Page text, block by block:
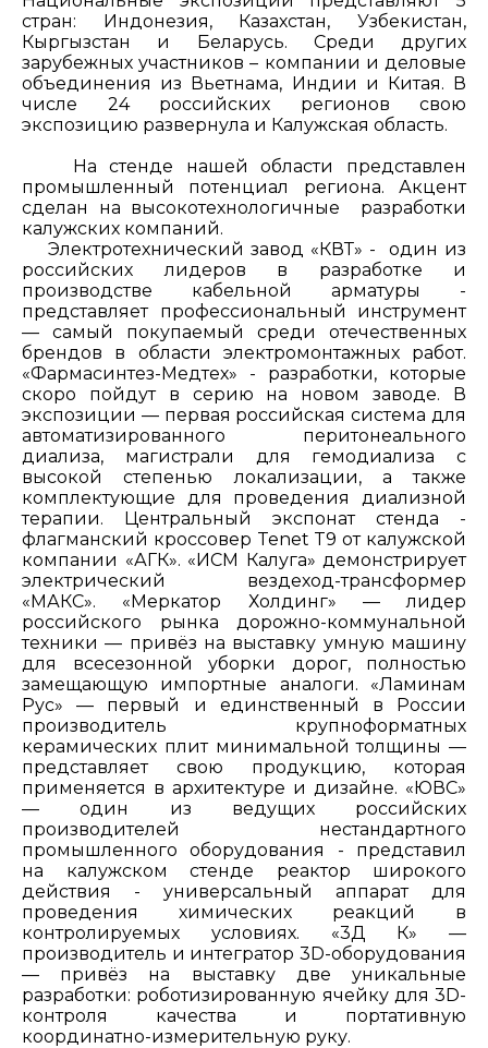
стран: Индонезия, Казахстан, Узбекистан,
Кыргызстан и Беларусь. Среди других
зарубежных участников – компании и деловые
объединения из Вьетнама, Индии и Китая. В
числе 24 российских регионов свою
экспозицию развернула и Калужская область.
На стенде нашей области представлен
промышленный потенциал региона. Акцент
сделан на высокотехнологичные разработки
калужских компаний.
Электротехнический завод «КВТ» - один из
российских лидеров в разработке и
производстве кабельной арматуры -
представляет профессиональный инструмент
— самый покупаемый среди отечественных
брендов в области электромонтажных работ.
«Фармасинтез-Медтех» - разработки, которые
скоро пойдут в серию на новом заводе. В
экспозиции — первая российская система для
автоматизированного перитонеального
диализа, магистрали для гемодиализа с
высокой степенью локализации, а также
комплектующие для проведения диализной
терапии. Центральный экспонат стенда -
флагманский кроссовер Tenet T9 от калужской
компании «АГК». «ИСМ Калуга» демонстрирует
электрический вездеход-трансформер
«МАКС». «Меркатор Холдинг» — лидер
российского рынка дорожно-коммунальной
техники — привёз на выставку умную машину
для всесезонной уборки дорог, полностью
замещающую импортные аналоги. «Ламинам
Рус» — первый и единственный в России
производитель крупноформатных
керамических плит минимальной толщины —
представляет свою продукцию, которая
применяется в архитектуре и дизайне. «ЮВС»
— один из ведущих российских
производителей нестандартного
промышленного оборудования - представил
на калужском стенде реактор широкого
действия - универсальный аппарат для
проведения химических реакций в
контролируемых условиях. «3Д К» —
производитель и интегратор 3D-оборудования
— привёз на выставку две уникальные
разработки: роботизированную ячейку для 3D-
контроля качества и портативную
координатно-измерительную руку.